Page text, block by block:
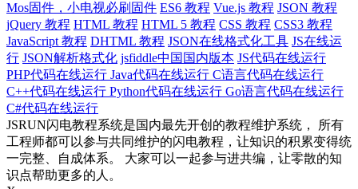
Mos固件，小电视必刷固件 ES6 教程 Vue.js 教程 JSON 教程
jQuery 教程 HTML 教程 HTML 5 教程 CSS 教程 CSS3 教程
JavaScript 教程 DHTML 教程 JSON在线格式化工具 JS在线运
行 JSON解析格式化 jsfiddle中国国内版本 JS代码在线运行
PHP代码在线运行 Java代码在线运行 C语言代码在线运行
C++代码在线运行 Python代码在线运行 Go语言代码在线运行
C#代码在线运行
JSRUN闪电教程系统是国内最先开创的教程维护系统， 所有
工程师都可以参与共同维护的闪电教程，让知识的积累变得统
一完整、自成体系。 大家可以一起参与进共编，让零散的知
识点帮助更多的人。